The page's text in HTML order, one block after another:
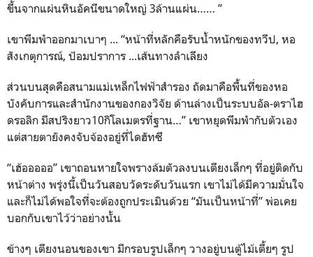
ขึ้นจากแผ่นหินอัคนีขนาดใหญ่ 3ล้านแผ่น…… ”
เขาพึมพำออกมาเบาๆ ... “หน้าที่หลักคือรับน้ำหนักของทวีป, หอ
สังเกตุการณ์, ป้อมปราการ ...เส้นทางลำเลียง
ส่วนบนสุดคือสนามแม่เหล็กไฟฟ้าสำรอง ถัดมาคือพื้นที่ของหอ
บังคับการและสำนักงานของกองวิจัย ด้านล่างเป็นระบบอัล-ตราไฮ
ดรอลิก มีสปริงยาว10กิโลเมตรที่ฐาน…” เขาหยุดพึมพำกับตัวเอง
แต่สายตายังคงจับจ้องอยู่ที่ไดฮัทซึ
“เฮ้อออออ” เขาถอนหายใจพรางล้มตัวลงบนเตียงเล็กๆ ที่อยู่ติดกับ
หน้าต่าง พรุ่งนี้เป็นวันสอบวัดระดับวันแรก เขาไม่ได้มีความมั่นใจ
และก็ไม่ได้พอใจที่จะต้องถูกประเมินด้วย “มันเป็นหน้าที่” พ่อเคย
บอกกับเขาไว้ว่าอย่างนั้น
ข้างๆ เตียงนอนของเขา มีกรอบรูปเล็กๆ วางอยู่บนตู้ไม้เตี้ยๆ รูป